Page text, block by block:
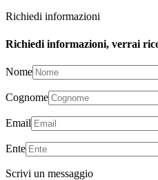
Richiedi informazioni
Richiedi informazioni, verrai
Nome
Cognome
Email
Ente
Scrivi un messaggio